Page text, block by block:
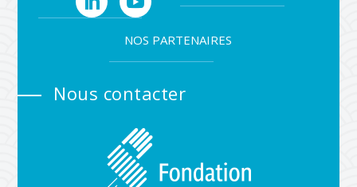
NOS PARTENAIRES
Nous contacter